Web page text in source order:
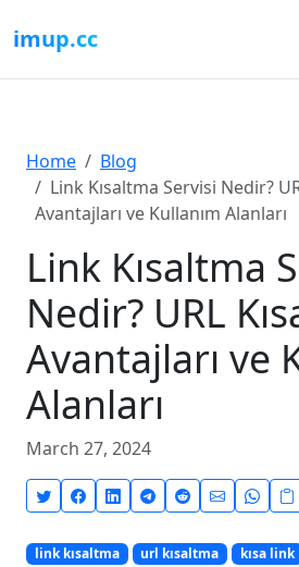
imup.cc
Home
Blog
Link Kısaltma Servisi Nedir?
Avantajları ve Kullanım Alanları
Link Kısaltma
Nedir? URL
Avantajları ve
Alanları
March 27, 2024
link kısaltma url kısaltma kısa link